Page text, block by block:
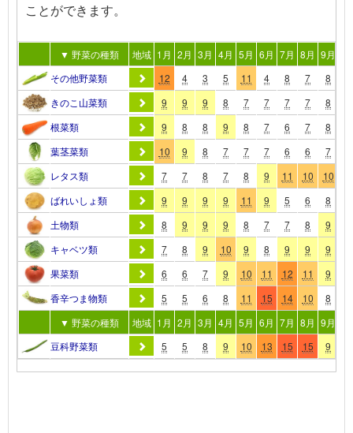
ことができます。
▼ 野菜の種類 地域 1月 2月 3月 4月 5月 6月 7月 8月 9月
その他野菜類
12 4 3 5 11 4 8 7 8
きのこ山菜類
9 9 9 8 7 7 7 7 8
根菜類
9 8 8 9 8 7 6 7 8
葉茎菜類
10 9 8 7 7 7 6 6 7
レタス類
7 7 8 7 8 9 11 10 10
ばれいしょ類
9 9 9 9 11 9 5 6 8
土物類
8 9 9 9 8 7 7 8 9
キャベツ類
7 8 9 10 9 8 9 9 9
果菜類
6 6 7 9 10 11 12 11 9
香辛つま物類
5 5 6 8 11 15 14 10 8
▼ 野菜の種類
地域 1月 2月 3月 4月 5月 6月 7月 8月 9月
豆科野菜類
5 5 8 9 10 13 15 15 9